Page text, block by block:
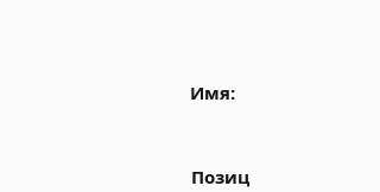
Имя:
Позиц